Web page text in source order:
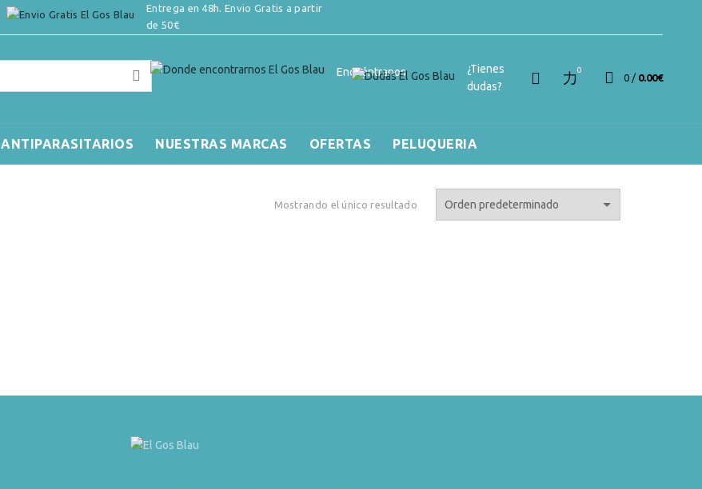
Entrega en 48h. Envio Gratis a partir
de 50€
Encuéntranos
¿Tienes
dudas?
0
0 / 0.00€
ANTIPARASITARIOS NUESTRAS MARCAS OFERTAS PELUQUERIA
Mostrando el único resultado